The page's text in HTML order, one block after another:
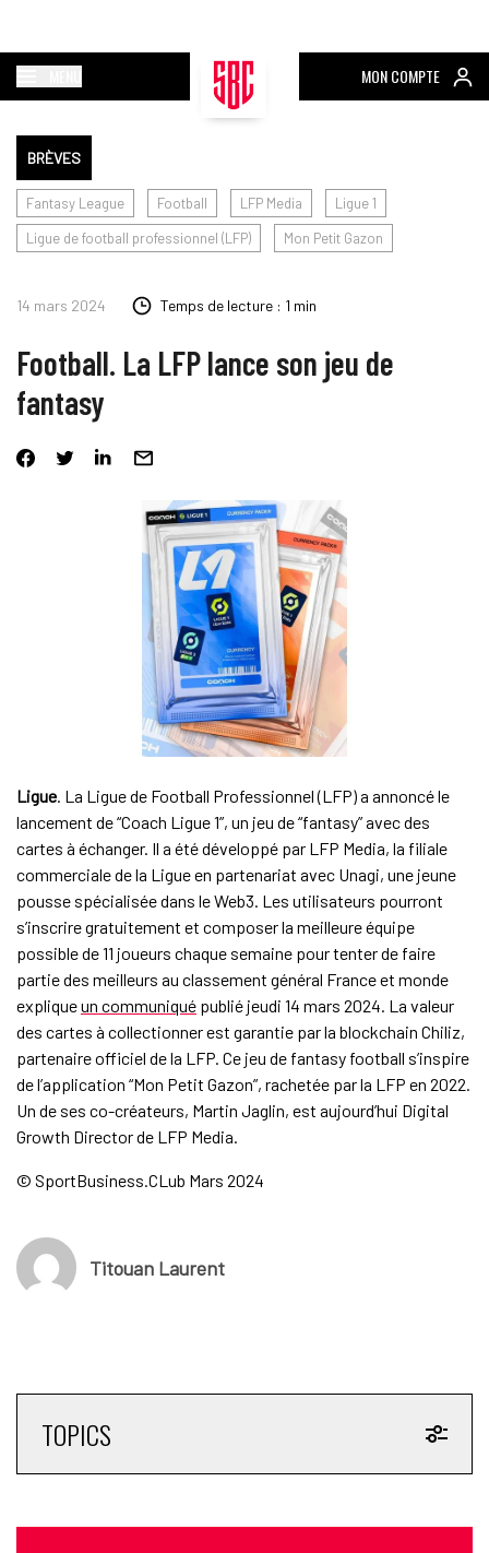
MON COMPTE
BRÈVES
Fantasy League Football LFP Media
Ligue 1
Ligue de football professionnel (LFP)
Mon Petit Gazon
14 mars 2024 Temps de lecture : 1 min
Football. La LFP lance son jeu de
fantasy
Ligue. La Ligue de Football Professionnel (LFP) a annoncé le
lancement de “Coach Ligue 1”, un jeu de “fantasy” avec des
cartes à échanger. Il a été développé par LFP Media, la filiale
commerciale de la Ligue en partenariat avec Unagi, une jeune
pousse spécialisée dans le Web3. Les utilisateurs pourront
s’inscrire gratuitement et composer la meilleure équipe
possible de 11 joueurs chaque semaine pour tenter de faire
partie des meilleurs au classement général France et monde
expliqueun communiquépublié jeudi 14 mars 2024. La valeur
des cartes à collectionner est garantie par la blockchain Chiliz,
partenaire officiel de la LFP. Ce jeu de fantasy football s’inspire
de l’application “Mon Petit Gazon”, rachetée par la LFP en 2022.
Un de ses co-créateurs, Martin Jaglin, est aujourd’hui Digital
Growth Director de LFP Media.
© SportBusiness.CLub Mars 2024
Titouan Laurent
TOPICS